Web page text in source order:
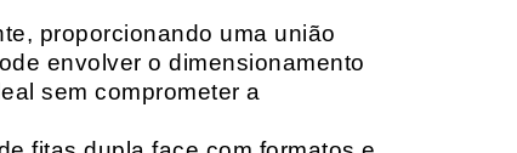
proporcionando uma união
envolver o dimensionamento
sem comprometer a